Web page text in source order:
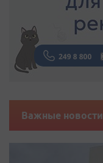
Важные новости